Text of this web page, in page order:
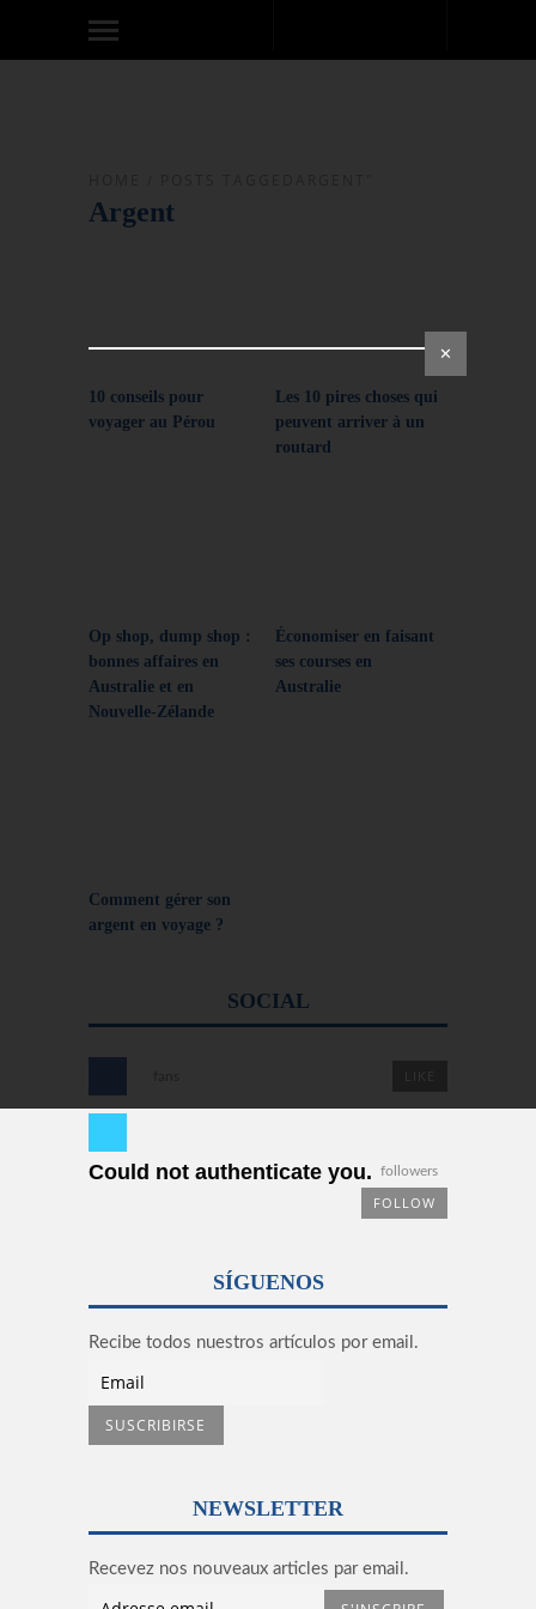
Argent
10 conseils pour
voyager au Pérou
Les 10 pires choses qui
peuvent arriver à un
routard
Op shop, dump shop :
bonnes affaires en
Australie et en
Nouvelle-Zélande
Économiser en faisant
ses courses en
Australie
Comment gérer son
argent en voyage ?
SOCIAL
Could not authenticate you. followers
FOLLOW
SÍGUENOS
Recibe todos nuestros artículos por email.
NEWSLETTER
Recevez nos nouveaux articles par email.
✕